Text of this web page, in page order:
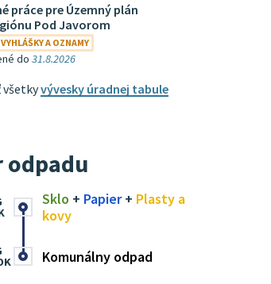
práce pre Územný plán
Pod Javorom
A OZNAMY
do 31.8.2026
všetkyvývesky úradnej tabule
odpadu
Sklo + Papier+ Plasty a
kovy
Komunálny odpad